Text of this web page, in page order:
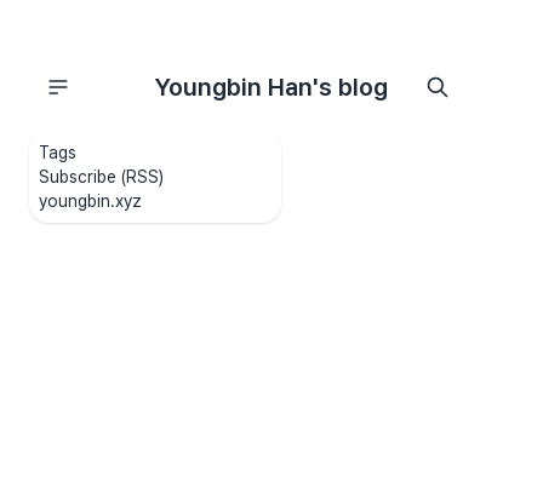
Tags
Subscribe (RSS)
youngbin.xyz
Youngbin Han's blog